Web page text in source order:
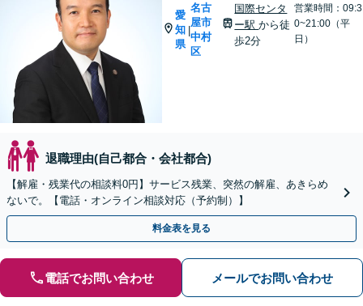
愛
知
県
|
名古
屋市
中村
区
国際センタ
ー駅から徒
歩2分
営業時間：09:3
0~21:00（平
日）
退職理由(自己都合・会社都合)
【解雇・残業代の相談料0円】サービス残業、突然の解雇、あきらめ
ないで。【電話・オンライン相談対応（予約制）】
料金表を見る
電話でお問い合わせ メールでお問い合わせ